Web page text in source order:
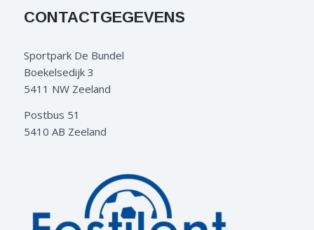
CONTACTGEGEVENS
Sportpark De Bundel
Boekelsedijk 3
5411 NW Zeeland
Postbus 51
5410 AB Zeeland